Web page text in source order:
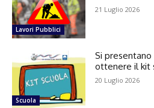
Lavori Pubblici
21 Luglio 2026
Scuola
Si
ottenere il kit
20 Luglio 2026